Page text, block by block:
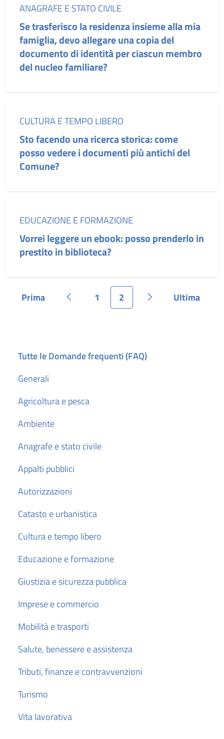
Categoria:
ANAGRAFE E STATO CIVILE
Se trasferisco la residenza insieme alla mia
famiglia, devo allegare una copia del
documento di identità per ciascun membro
del nucleo familiare?
Categoria:
CULTURA E TEMPO LIBERO
Sto facendo una ricerca storica: come
posso vedere i documenti più antichi del
Comune?
Categoria:
EDUCAZIONE E FORMAZIONE
Vorrei leggere un ebook: posso prenderlo in
prestito in biblioteca?
Pagina
Prima Pagina precedente
Pagina
1 Pagina
2 Pagina successiva
Pagina
Ultima
Tutte le Domande frequenti (FAQ)
Generali
Agricoltura e pesca
Ambiente
Anagrafe e stato civile
Appalti pubblici
Autorizzazioni
Catasto e urbanistica
Cultura e tempo libero
Educazione e formazione
Giustizia e sicurezza pubblica
Imprese e commercio
Mobilità e trasporti
Salute, benessere e assistenza
Tributi, finanze e contravvenzioni
Turismo
Vita lavorativa